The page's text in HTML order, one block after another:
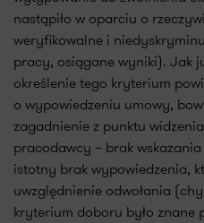
nastąpiło w oparciu o
weryfikowalne i
pracy, osiągane wyniki). Jak
określenie tego kryterium
o wypowiedzeniu umowy,
zagadnienie z punktu
pracodawcy – brak
istotny brak wypowiedzenia,
uwzględnienie odwołania
kryterium doboru było znane